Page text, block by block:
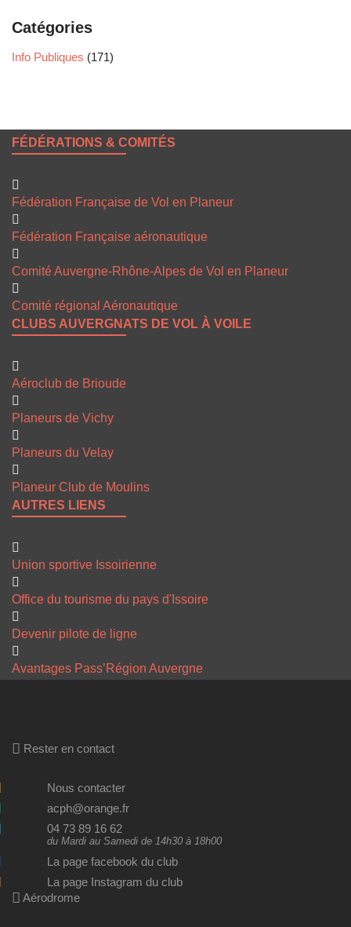
Catégories
Info Publiques (171)
FÉDÉRATIONS & COMITÉS
Fédération Française de Vol en Planeur
Fédération Française aéronautique
Comité Auvergne-Rhône-Alpes de Vol en Planeur
Comité régional Aéronautique
CLUBS AUVERGNATS DE VOL À VOILE
Aéroclub de Brioude
Planeurs de Vichy
Planeurs du Velay
Planeur Club de Moulins
AUTRES LIENS
Union sportive Issoirienne
Office du tourisme du pays d'Issoire
Devenir pilote de ligne
Avantages Pass’Région Auvergne
Rester en contact
Nous contacter
acph@orange.fr
04 73 89 16 62
du Mardi au Samedi de 14h30 à 18h00
La page facebook du club
La page Instagram du club
Aérodrome